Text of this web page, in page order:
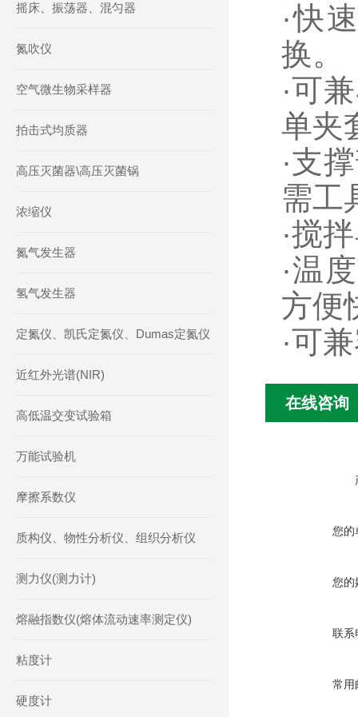
摇床、振荡器、混匀器
氮吹仪
空气微生物采样器
拍击式均质器
高压灭菌器\高压灭菌锅
浓缩仪
氮气发生器
氢气发生器
定氮仪、凯氏定氮仪、Dumas定氮仪
近红外光谱(NIR)
高低温交变试验箱
万能试验机
摩擦系数仪
质构仪、物性分析仪、组织分析仪
测力仪(测力计)
熔融指数仪(熔体流动速率测定仪)
粘度计
硬度计
·快
换。
·可
单夹
·支
需工
·搅
·温
方便
·可
在线咨询
您的
您的
联系
常用